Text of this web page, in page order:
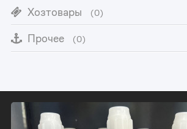
Хозтовары (0)
Прочее (0)